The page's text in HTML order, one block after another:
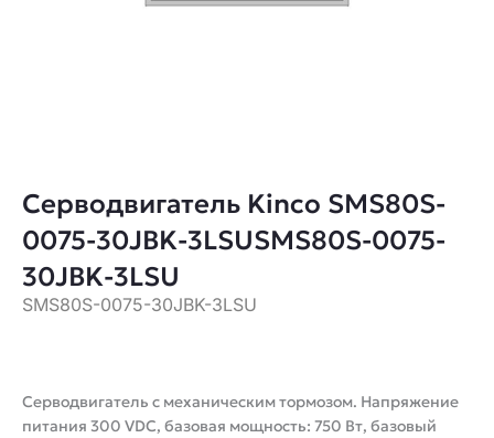
Серводвигатель Kinco SMS80S-
0075-30JBK-3LSUSMS80S-0075-
30JBK-3LSU
SMS80S-0075-30JBK-3LSU
Серводвигатель с механическим тормозом. Напряжение
питания 300 VDC, базовая мощность: 750 Вт, базовый